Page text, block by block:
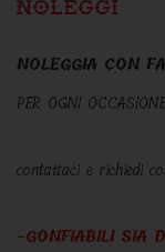
noleggi
NOLEGGIA CON
PER OGNI
contattaci e richiedi
-GONFIABILI SIA